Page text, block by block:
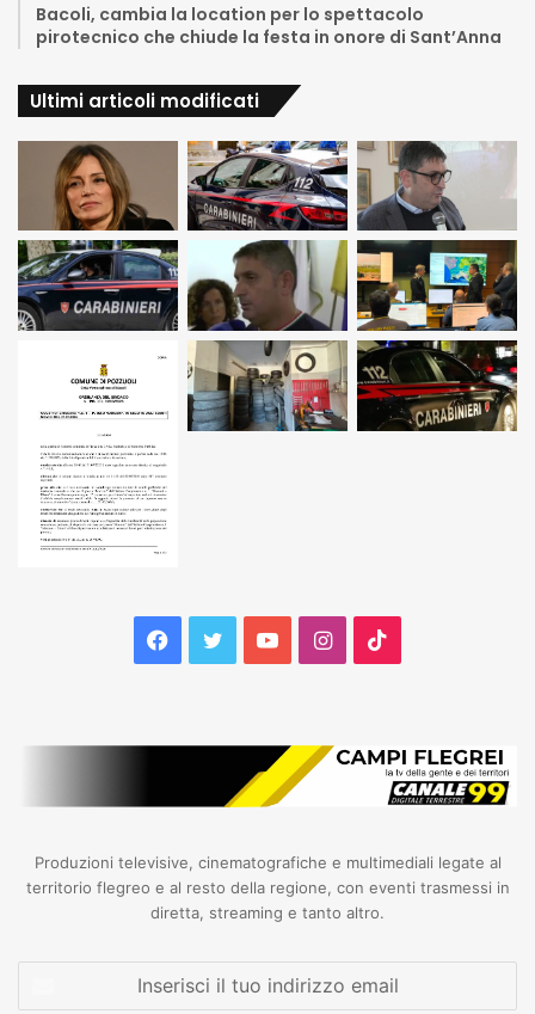
Bacoli, cambia la location per lo spettacolo
pirotecnico che chiude la festa in onore di Sant’Anna
Ultimi articoli modificati
Facebook
TwitterYouTubeInstagram
Produzioni televisive, cinematografiche e multimediali legate al
territorio flegreo e al resto della regione, con eventi trasmessi in
diretta, streaming e tanto altro.